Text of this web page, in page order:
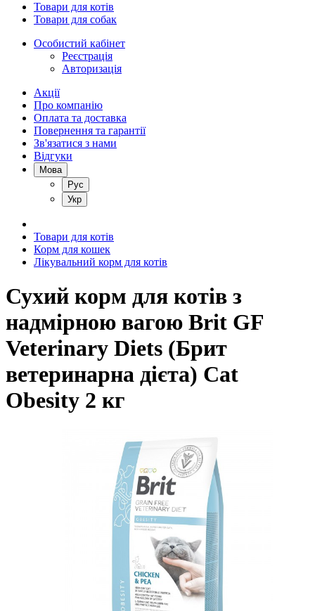
Товари для котів
Товари для собак
Особистий кабінет
Реєстрація
Авторизація
Акції
Про компанію
Оплата та доставка
Повернення та гарантії
Зв'язатися з нами
Відгуки
Мова
Рус
Укр
Товари для котів
Корм для кошек
Лікувальний корм для котів
Сухий корм для котів з
надмірною вагою Brit GF
Veterinary Diets (Брит
ветеринарна дієта) Cat
Obesity 2 кг